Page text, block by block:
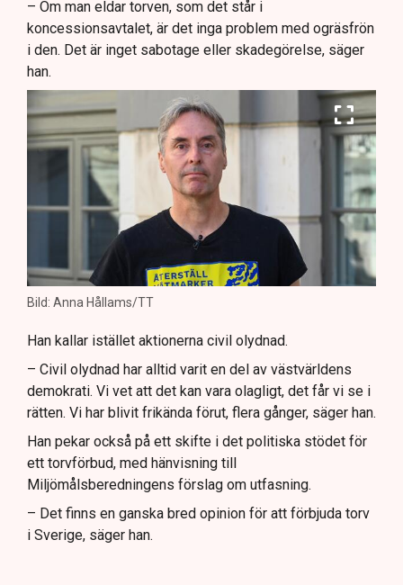
– Om man eldar torven, som det står i
koncessionsavtalet, är det inga problem med ogräsfrön
i den. Det är inget sabotage eller skadegörelse, säger
han.
Bild: Anna Hållams/TT
Han kallar istället aktionerna civil olydnad.
– Civil olydnad har alltid varit en del av västvärldens
demokrati. Vi vet att det kan vara olagligt, det får vi se i
rätten. Vi har blivit frikända förut, flera gånger, säger han.
Han pekar också på ett skifte i det politiska stödet för
ett torvförbud, med hänvisning till
Miljömålsberedningens förslag om utfasning.
– Det finns en ganska bred opinion för att förbjuda torv
i Sverige, säger han.